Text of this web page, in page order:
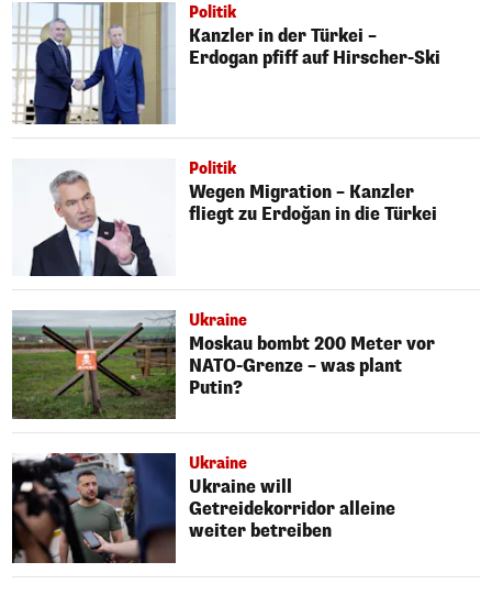
Politik
Kanzler in der Türkei –
Erdogan pfiff auf Hirscher-Ski
Politik
Wegen Migration – Kanzler
fliegt zu Erdoğan in die Türkei
Ukraine
Moskau bombt 200 Meter vor
NATO-Grenze – was plant
Putin?
Ukraine
Ukraine will
Getreidekorridor alleine
weiter betreiben